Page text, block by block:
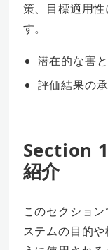
策、目標適用
す。
潜在的な害
評価結果の
Section
紹介
このセクショ
ステムの目的